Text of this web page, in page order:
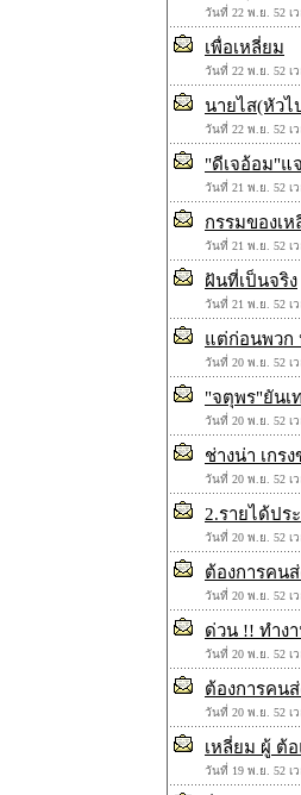
วันที่ 22 พ.ย. 52 เว
เพื่อเหลี่ยม
วันที่ 22 พ.ย. 52 เ
นายไส(หัว
วันที่ 22 พ.ย. 52 เ
"ดีเจอ้อม"แ
วันที่ 21 พ.ย. 52 เ
กรรมของเห
วันที่ 21 พ.ย. 52 เ
ฝันที่เป็นจริง
วันที่ 21 พ.ย. 52 เ
แต่ก่อนพวก
วันที่ 20 พ.ย. 52 เ
"จตุพร"ยันเ
วันที่ 20 พ.ย. 52 เ
ช่างน่า เกร
วันที่ 20 พ.ย. 52 เ
2.รายได้ปร
วันที่ 20 พ.ย. 52 เ
ต้องการคน
วันที่ 20 พ.ย. 52 เ
ด่วน !! ทำง
วันที่ 20 พ.ย. 52 เ
ต้องการคน
วันที่ 20 พ.ย. 52 เ
เหลี่ยม ผู้ ต้
วันที่ 19 พ.ย. 52 เ